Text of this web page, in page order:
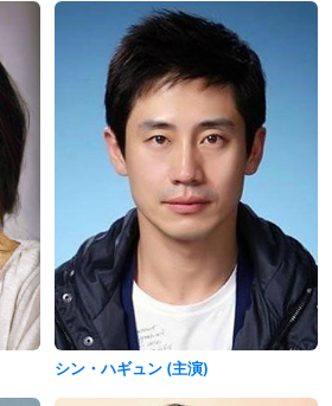
シン・ハギュン (主演)